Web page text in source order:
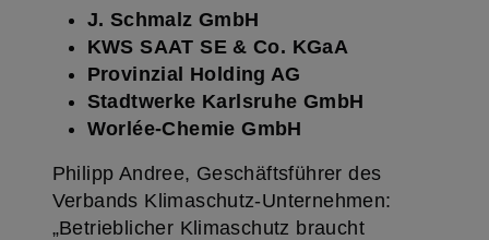
J. Schmalz GmbH
KWS SAAT SE & Co. KGaA
Provinzial Holding AG
Stadtwerke Karlsruhe GmbH
Worlée-Chemie GmbH
Philipp Andree, Geschäftsführer des
Verbands Klimaschutz-Unternehmen:
„Betrieblicher Klimaschutz braucht